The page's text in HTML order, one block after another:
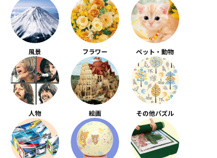
風景 フラワー ペット・動物
人物 絵画 その他パズル